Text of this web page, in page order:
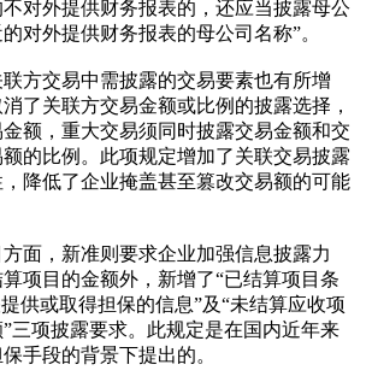
对外提供财务报表的，还应当披露母公
对外提供财务报表的母公司名称”。
交易中需披露的交易要素也有所增
了关联方交易金额或比例的披露选择，
额，重大交易须同时披露交易金额和交
的比例。此项规定增加了关联交易披露
降低了企业掩盖甚至篡改交易额的可能
，新准则要求企业加强信息披露力
项目的金额外，新增了“已结算项目条
供或取得担保的信息”及“未结算应收项
三项披露要求。此规定是在国内近年来
手段的背景下提出的。